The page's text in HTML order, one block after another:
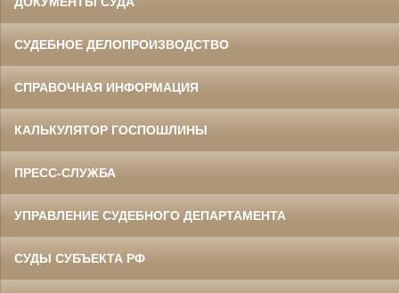
СУДЕБНОЕ ДЕЛОПРОИЗВОДСТВО
СПРАВОЧНАЯ ИНФОРМАЦИЯ
КАЛЬКУЛЯТОР ГОСПОШЛИНЫ
ПРЕСС-СЛУЖБА
УПРАВЛЕНИЕ СУДЕБНОГО ДЕПАРТАМЕНТА
СУДЫ СУБЪЕКТА РФ